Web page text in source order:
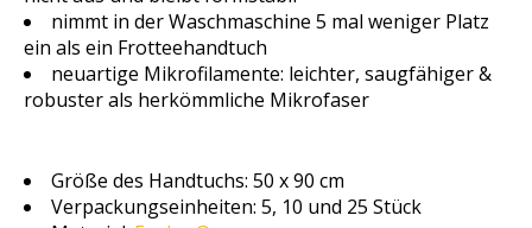
nimmt in der Waschmaschine 5 mal weniger Platz
ein als ein Frotteehandtuch
neuartige Mikrofilamente: leichter, saugfähiger &
robuster als herkömmliche Mikrofaser
Größe des Handtuchs: 50 x 90 cm
Verpackungseinheiten: 5, 10 und 25 Stück